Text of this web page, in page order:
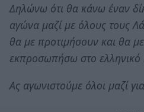
Δηλώνω ότι θα κάνω έναν
αγώνα μαζί με όλους τους
θα με προτιμήσουν και θα
εκπροσωπήσω στο ελληνικό
Ας αγωνιστούμε όλοι μαζί